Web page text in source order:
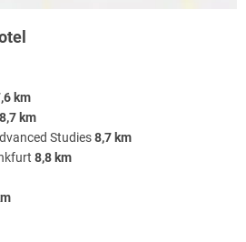
km
8,7 km
Studies8,7 km
8,8 km